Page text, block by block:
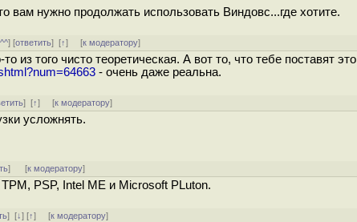
вам нужно продолжать использовать Виндовс...где хотите.
] [ответить][↑] [к модератору]
из того чисто теоретическая. А вот то, что тебе поставят это
- очень даже реальна.
][↑] [к модератору]
усложнять.
] [к модератору]
PSP, Intel ME и Microsoft PLuton.
][↓] [↑] [к модератору]